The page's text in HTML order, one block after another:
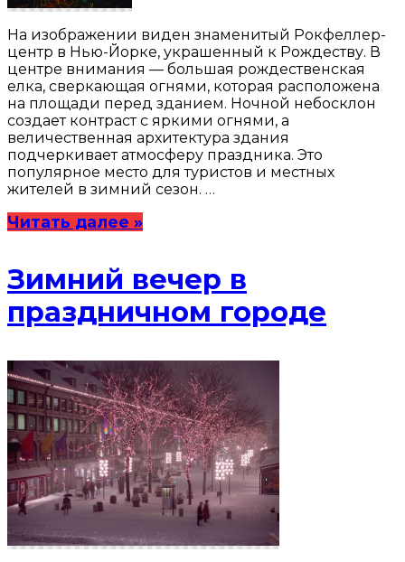
На изображении виден знаменитый Рокфеллер-
центр в Нью-Йорке, украшенный к Рождеству. В
центре внимания — большая рождественская
елка, сверкающая огнями, которая расположена
на площади перед зданием. Ночной небосклон
создает контраст с яркими огнями, а
величественная архитектура здания
подчеркивает атмосферу праздника. Это
популярное место для туристов и местных
жителей в зимний сезон. …
Читать далее »
Зимний вечер в
праздничном городе